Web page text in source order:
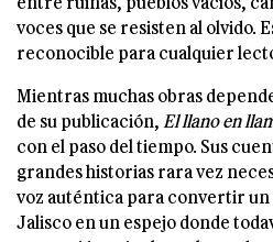
voces que se resisten al olvido.
reconocible para cualquier
Mientras muchas obras
de su publicación, El llano en
con el paso del tiempo. Sus
grandes historias rara vez
voz auténtica para convertir un
Jalisco en un espejo donde